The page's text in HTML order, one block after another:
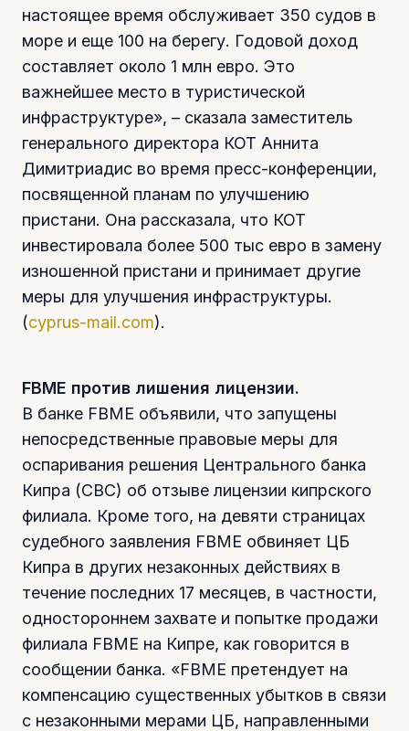
настоящее время обслуживает 350 судов в
море и еще 100 на берегу. Годовой доход
составляет около 1 млн евро. Это
важнейшее место в туристической
инфраструктуре», – сказала заместитель
генерального директора КОТ Аннита
Димитриадис во время пресс-конференции,
посвященной планам по улучшению
пристани. Она рассказала, что КОТ
инвестировала более 500 тыс евро в замену
изношенной пристани и принимает другие
меры для улучшения инфраструктуры.
(cyprus-mail.com).
FBME против лишения лицензии.
В банке FBME объявили, что запущены
непосредственные правовые меры для
оспаривания решения Центрального банка
Кипра (CBC) об отзыве лицензии кипрского
филиала. Кроме того, на девяти страницах
судебного заявления FBME обвиняет ЦБ
Кипра в других незаконных действиях в
течение последних 17 месяцев, в частности,
одностороннем захвате и попытке продажи
филиала FBME на Кипре, как говорится в
сообщении банка. «FBME претендует на
компенсацию существенных убытков в связи
с незаконными мерами ЦБ, направленными